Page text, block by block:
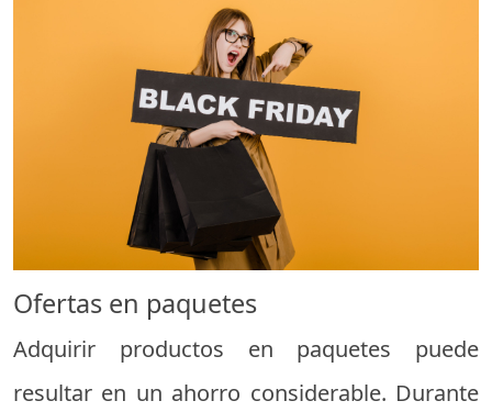
Ofertas en paquetes
Adquirir productos en paquetes puede
resultar en un ahorro considerable. Durante